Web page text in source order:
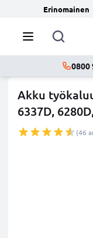
Erinomainen
0800
Akku
6337D,
(46